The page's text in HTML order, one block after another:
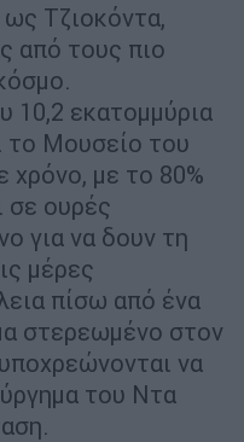
Τζιοκόντα,
από τους πιο
10,2 εκατομμύρια
το Μουσείο του
χρόνο, με το 80%
σε ουρές
για να δουν τη
μέρες
πίσω από ένα
στερεωμένο στον
να
του Ντα